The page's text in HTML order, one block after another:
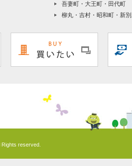
吾妻町・大王町・田代町
柳丸・吉村・昭和町・新
reserved.